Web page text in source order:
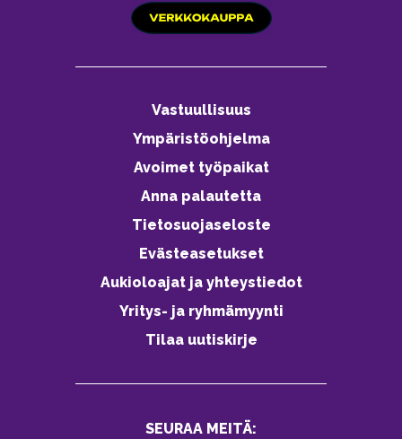
Vastuullisuus
Ympäristöohjelma
Avoimet työpaikat
Anna palautetta
Tietosuojaseloste
Evästeasetukset
Aukioloajat ja yhteystiedot
Yritys- ja ryhmämyynti
Tilaa uutiskirje
SEURAA MEITÄ: